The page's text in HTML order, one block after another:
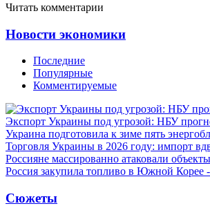
Читать комментарии
Новости экономики
Последние
Популярные
Комментируемые
Экспорт Украины под угрозой: НБУ
Украина подготовила к зиме пять
Торговля Украины в 2026 году: импорт
Россияне массированно атаковали
Россия закупила топливо в Южной
Сюжеты